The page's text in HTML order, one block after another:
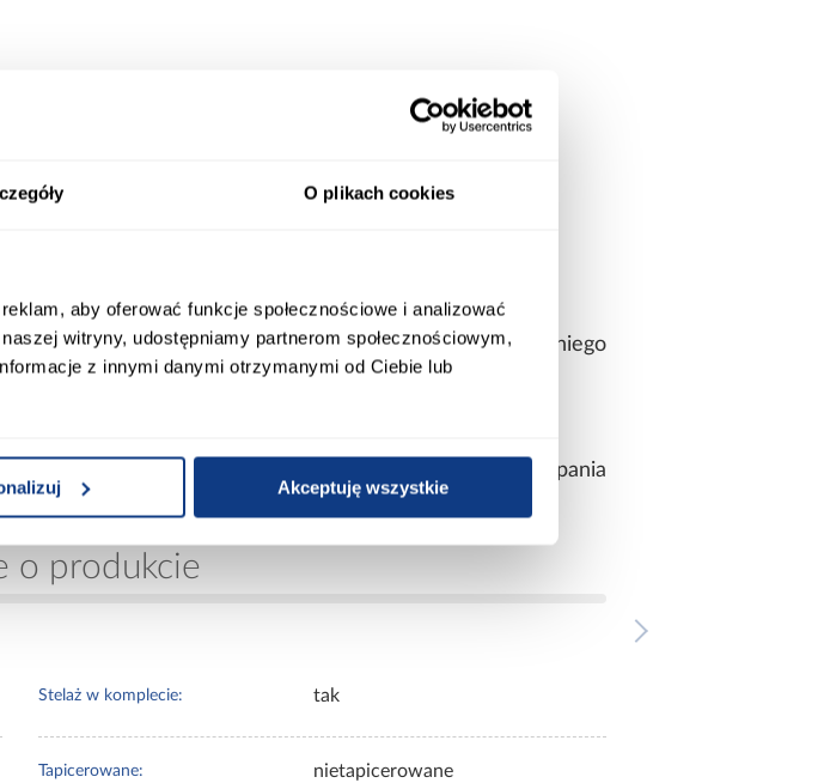
O plikach cookies
aby oferować funkcje społecznościowe i analizować
witryny, udostępniamy partnerom społecznościowym,
z innymi danymi otrzymanymi od Ciebie lub
Akceptuję wszystkie
wygoda
łóżka do użytkowania po dobraniu odpowiedniego
w codziennym użytkowaniu.
trwałości i prostego designu. Większa powierzchnia spania
do codziennego użytkowania.
o produkcie
Stelaż w komplecie: tak
Tapicerowane: nietapicerowane